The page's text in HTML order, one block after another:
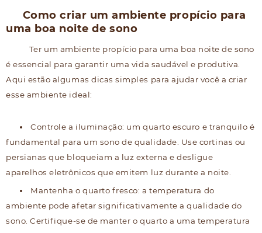
Como criar um ambiente propício para
uma boa noite de sono
Ter um ambiente propício para uma boa noite de sono
é essencial para garantir uma vida saudável e produtiva.
Aqui estão algumas dicas simples para ajudar você a criar
esse ambiente ideal:
Controle a iluminação: um quarto escuro e tranquilo é
fundamental para um sono de qualidade. Use cortinas ou
persianas que bloqueiam a luz externa e desligue
aparelhos eletrônicos que emitem luz durante a noite.
Mantenha o quarto fresco: a temperatura do
ambiente pode afetar significativamente a qualidade do
sono. Certifique-se de manter o quarto a uma temperatura